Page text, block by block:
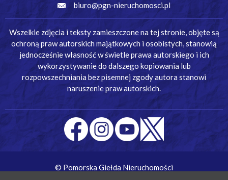
biuro@pgn-nieruchomosci.pl
Wszelkie zdjęcia i teksty zamieszczone na tej stronie, objęte są
ochroną praw autorskich majątkowych i osobistych, stanowią
jednocześnie własność w świetle prawa autorskiego i ich
wykorzystywanie do dalszego kopiowania lub
rozpowszechniania bez pisemnej zgody autora stanowi
naruszenie praw autorskich.
© Pomorska Giełda Nieruchomości